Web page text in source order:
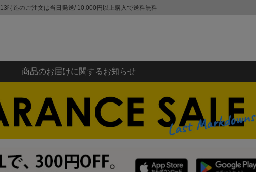
13時迄のご注文は当日発送/ 10,000円以上購入で送料無料
商品のお届けに関するお知らせ